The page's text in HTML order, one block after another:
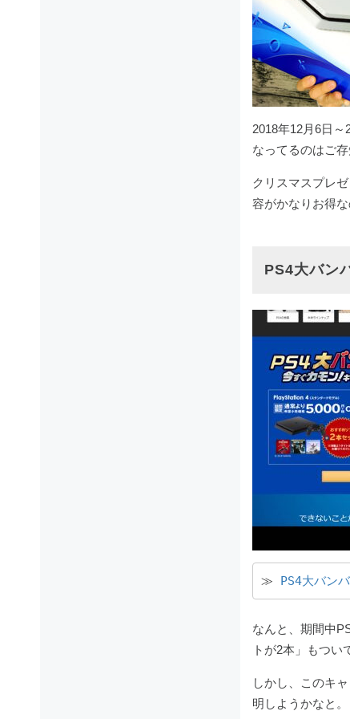
2018年12月6日
なってるのはご
クリスマスプレ
容がかなりお得
PS4大バン
≫ PS4大バン
なんと、期間中
トが2本」もつい
しかし、このキ
明しようかなと。